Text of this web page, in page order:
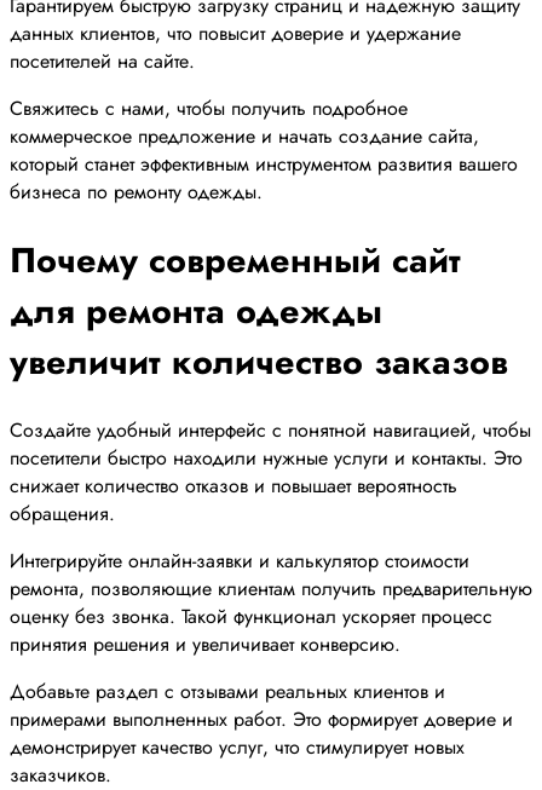
данных клиентов, что повысит доверие и удержание
посетителей на сайте.
Свяжитесь с нами, чтобы получить подробное
коммерческое предложение и начать создание сайта,
который станет эффективным инструментом развития вашего
бизнеса по ремонту одежды.
Почему современный сайт
для ремонта одежды
увеличит количество заказов
Создайте удобный интерфейс с понятной навигацией, чтобы
посетители быстро находили нужные услуги и контакты. Это
снижает количество отказов и повышает вероятность
обращения.
Интегрируйте онлайн-заявки и калькулятор стоимости
ремонта, позволяющие клиентам получить предварительную
оценку без звонка. Такой функционал ускоряет процесс
принятия решения и увеличивает конверсию.
Добавьте раздел с отзывами реальных клиентов и
примерами выполненных работ. Это формирует доверие и
демонстрирует качество услуг, что стимулирует новых
заказчиков.